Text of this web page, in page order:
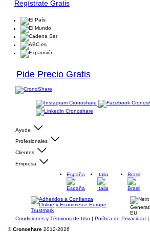
Regístrate Gratis
Pide Precio Gratis
Ayuda
Profesionales
Clientes
Empresa
España
Italia Brasil
Condiciones y Términos de Uso | Política de Privacidad |
©Cronoshare 2012-2026